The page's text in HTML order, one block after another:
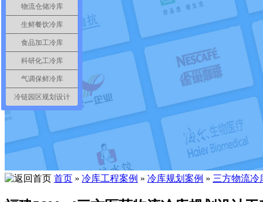
首页 » 冷库工程案例 » 冷库规划案例 » 三方物流冷
物流仓储冷库
生鲜餐饮冷库
食品加工冷库
科研化工冷库
气调保鲜冷库
冷链园区规划设计